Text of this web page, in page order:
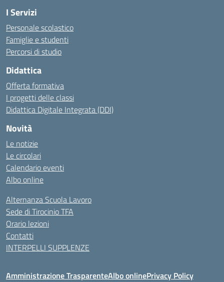
I Servizi
Personale scolastico
Famiglie e studenti
Percorsi di studio
Didattica
Offerta formativa
I progetti delle classi
Didattica Digitale Integrata (DDI)
Novità
Le notizie
Le circolari
Calendario eventi
Albo online
Alternanza Scuola Lavoro
Sede di Tirocinio TFA
Orario lezioni
Contatti
INTERPELLI SUPPLENZE
Amministrazione TrasparenteAlbo onlinePrivacy Policy